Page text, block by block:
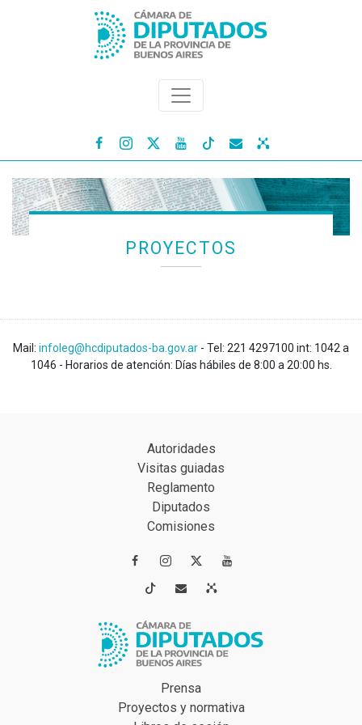
   
PROYECTOS
Mail: infoleg@hcdiputados-ba.gov.ar - Tel: 221 4297100 int: 1042 a
1046 - Horarios de atención: Días hábiles de 8:00 a 20:00 hs.
Autoridades
Visitas guiadas
Reglamento
Diputados
Comisiones
 
 
Prensa
Proyectos y normativa